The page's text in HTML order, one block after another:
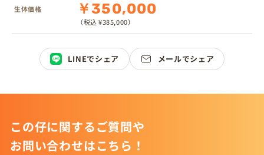
生体価格 ￥350,000
（税込 ¥385,000）
LINEでシェア メールでシェア
この仔に関するご質問や
お問い合わせはこちら！